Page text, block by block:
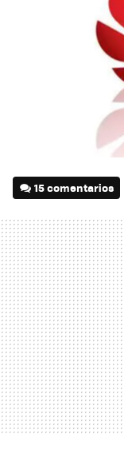
15 comentarios